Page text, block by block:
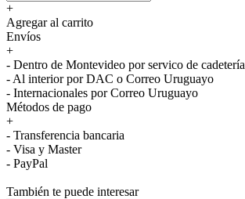
+
Agregar al carrito
Envíos
+
- Dentro de Montevideo por servico de cadetería
- Al interior por DAC o Correo Uruguayo
- Internacionales por Correo Uruguayo
Métodos de pago
+
- Transferencia bancaria
- Visa y Master
- PayPal
También te puede interesar